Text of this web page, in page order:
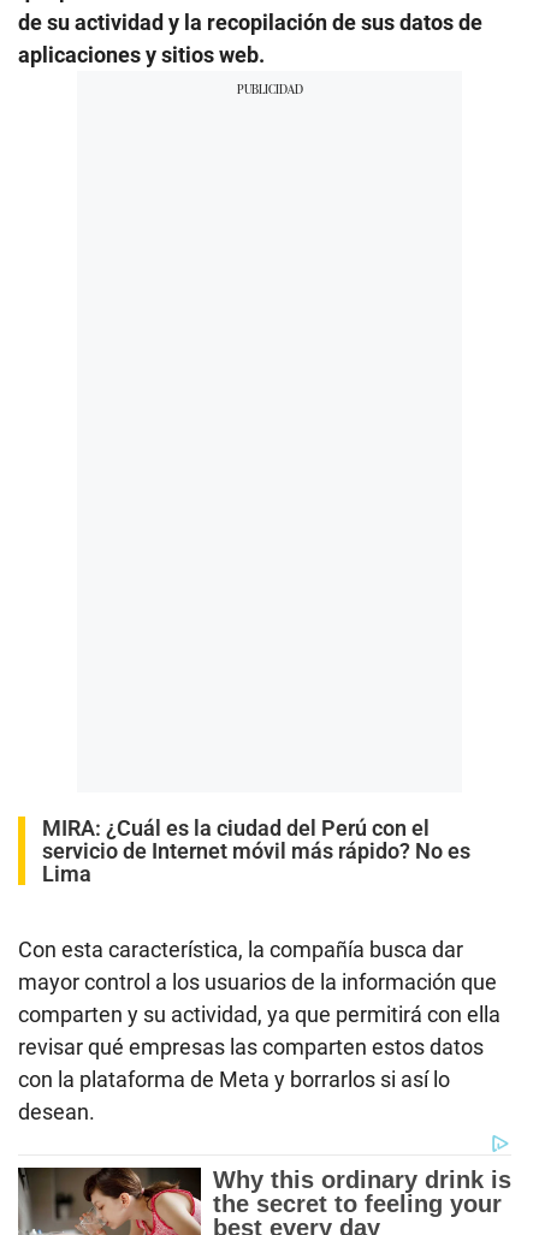
de su actividad y la recopilación de sus datos de
aplicaciones y sitios web.
MIRA: ¿Cuál es la ciudad del Perú con el
servicio de Internet móvil más rápido? No es
Lima
Con esta característica, la compañía busca dar
mayor control a los usuarios de la información que
comparten y su actividad, ya que permitirá con ella
revisar qué empresas las comparten estos datos
con la plataforma de Meta y borrarlos si así lo
desean.